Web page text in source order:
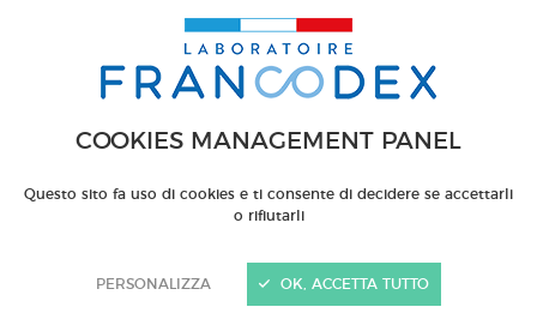
COOKIES MANAGEMENT PANEL
Questo sito fa uso di cookies e ti consente di decidere se accettarli
o rifiutarli
PERSONALIZZA OK, ACCETTA TUTTO